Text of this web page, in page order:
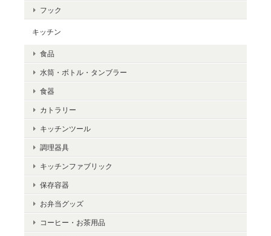
フック
キッチン
食品
水筒・ボトル・タンブラー
食器
カトラリー
キッチンツール
調理器具
キッチンファブリック
保存容器
お弁当グッズ
コーヒー・お茶用品